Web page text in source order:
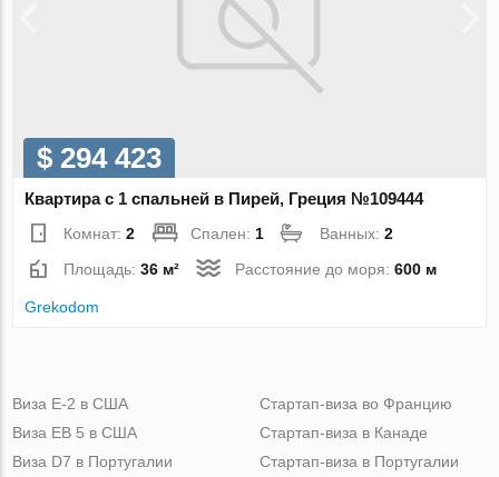
$ 294 423
Квартира с 1 спальней в Пирей, Греция №109444
Комнат:2 Спален: 1 Ванных:2
Площадь:36 м² Расстояние до моря:600 м
Grekodom
Виза Е-2 в США
Виза ЕВ 5 в США
Виза D7 в Португалии
Стартап-виза во Францию
Стартап-виза в Канаде
Стартап-виза в Португалии